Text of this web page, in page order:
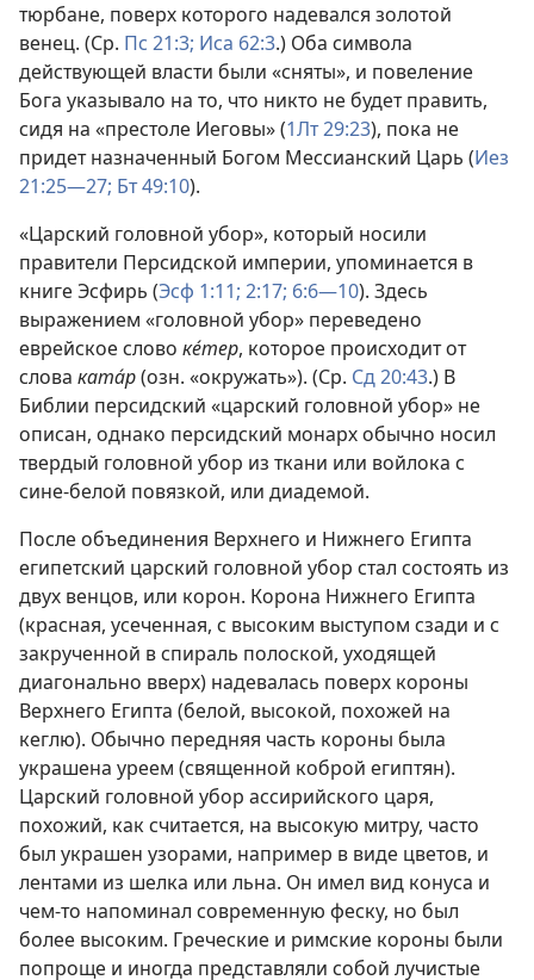
тюрбане, поверх которого надевался золотой
венец. (Ср. Пс 21:3; Иса 62:3.) Оба символа
действующей власти были «сняты», и повеление
Бога указывало на то, что никто не будет править,
сидя на «престоле Иеговы» (1Лт 29:23), пока не
придет назначенный Богом Мессианский Царь (Иез
21:25—27; Бт 49:10).
«Царский головной убор», который носили
правители Персидской империи, упоминается в
книге Эсфирь (Эсф 1:11; 2:17; 6:6—10). Здесь
выражением «головной убор» переведено
еврейское слово ке́тер, которое происходит от
слова ката́р(озн. «окружать»). (Ср. Сд 20:43.) В
Библии персидский «царский головной убор» не
описан, однако персидский монарх обычно носил
твердый головной убор из ткани или войлока с
сине-белой повязкой, или диадемой.
После объединения Верхнего и Нижнего Египта
египетский царский головной убор стал состоять из
двух венцов, или корон. Корона Нижнего Египта
(красная, усеченная, с высоким выступом сзади и с
закрученной в спираль полоской, уходящей
диагонально вверх) надевалась поверх короны
Верхнего Египта (белой, высокой, похожей на
кеглю). Обычно передняя часть короны была
украшена уреем (священной коброй египтян).
Царский головной убор ассирийского царя,
похожий, как считается, на высокую митру, часто
был украшен узорами, например в виде цветов, и
лентами из шелка или льна. Он имел вид конуса и
чем-то напоминал современную феску, но был
более высоким. Греческие и римские короны были
попроще и иногда представляли собой лучистые